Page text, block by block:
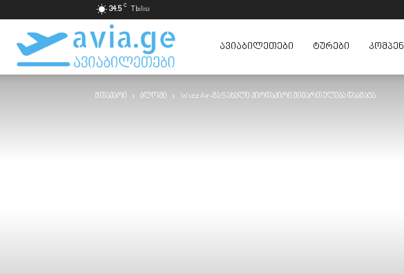
34.5 C Tbilisi
ავიაბილეთები
ყველაზე
ᲐᲕᲘᲐᲑᲘᲚᲔᲗᲔᲑᲘ ᲢᲣᲠᲔᲑᲘ
მთავარი ბლოგი Wizz Air-მა 5 ახალი პირდაპირი მიმართულება დაამატა